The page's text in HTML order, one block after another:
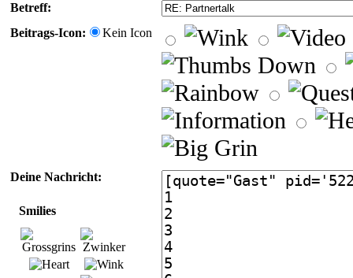
Betreff:
Beitrags-Icon:
Kein Icon
Deine Nachricht:
Smilies